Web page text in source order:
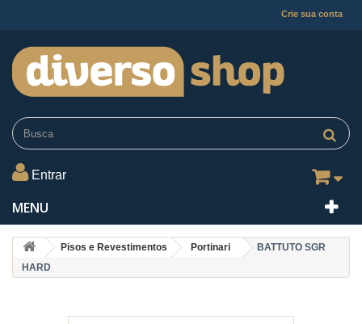
Crie sua conta
Entrar
MENU
Pisos e Revestimentos Portinari
BATTUTO SGR
HARD